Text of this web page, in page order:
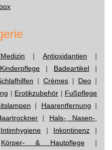
| Antioxidantien |
| Badeartikel |
| Crèmes | Deo |
| Erotikzubehör | Fußpflege
| Haarentfernung |
| Hals-, Nasen-,
Intimhygiene| Inkontinenz |
Körper- & Hautpflege |